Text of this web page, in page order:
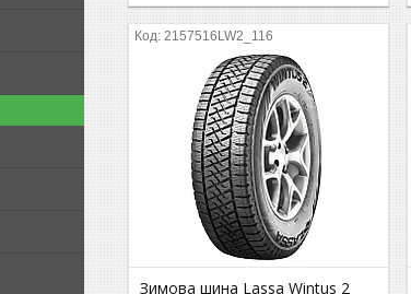
2157516LW2_116
Зимова шина Lassa Wintus 2